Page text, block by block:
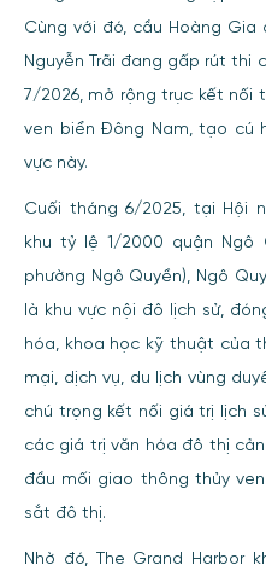
Cùng với đó, cầu Hoàng
Nguyễn Trãi đang gấp rút thi
7/2026, mở rộng trục kết nối
ven biển Đông Nam, tạo cú
vực này.
Cuối tháng 6/2025, tại Hội
khu tỷ lệ 1/2000 quận Ngô
phường Ngô Quyền), Ngô
là khu vực nội đô lịch sử,
hóa, khoa học kỹ thuật của
mại, dịch vụ, du lịch vùng
chú trọng kết nối giá trị lịch
các giá trị văn hóa đô thị
đầu mối giao thông thủy
sắt đô thị.
Nhờ đó, The Grand Harbor